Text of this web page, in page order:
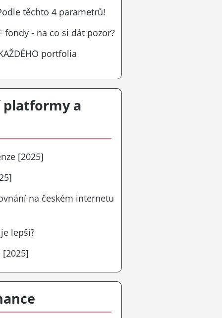
těchto 4 parametrů!
fondy - na co si dát pozor?
portfolia
a
[2025]
na českém internetu
lepší?
[2025]